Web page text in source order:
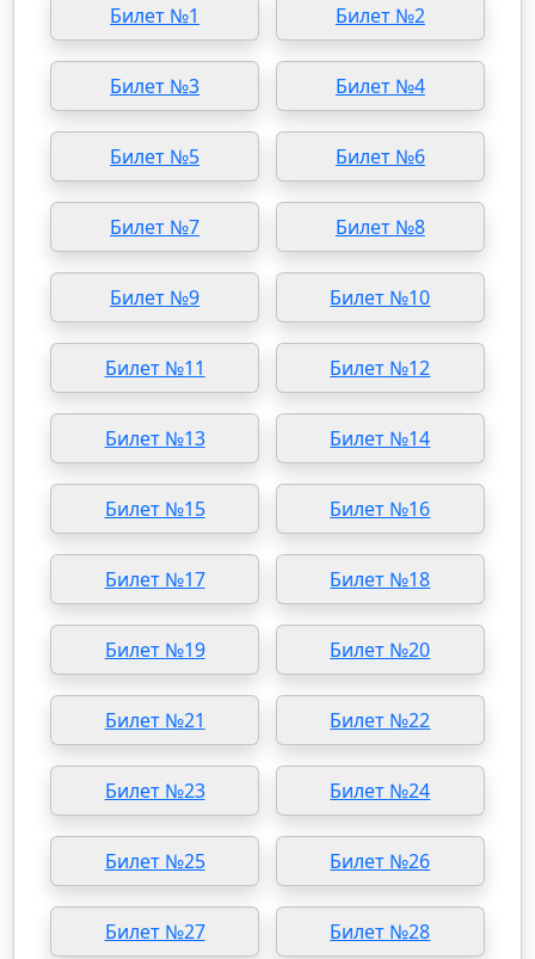
Билет №1 Билет №2
Билет №3 Билет №4
Билет №5 Билет №6
Билет №7 Билет №8
Билет №9 Билет №10
Билет №11 Билет №12
Билет №13 Билет №14
Билет №15 Билет №16
Билет №17 Билет №18
Билет №19 Билет №20
Билет №21 Билет №22
Билет №23 Билет №24
Билет №25 Билет №26
Билет №27 Билет №28